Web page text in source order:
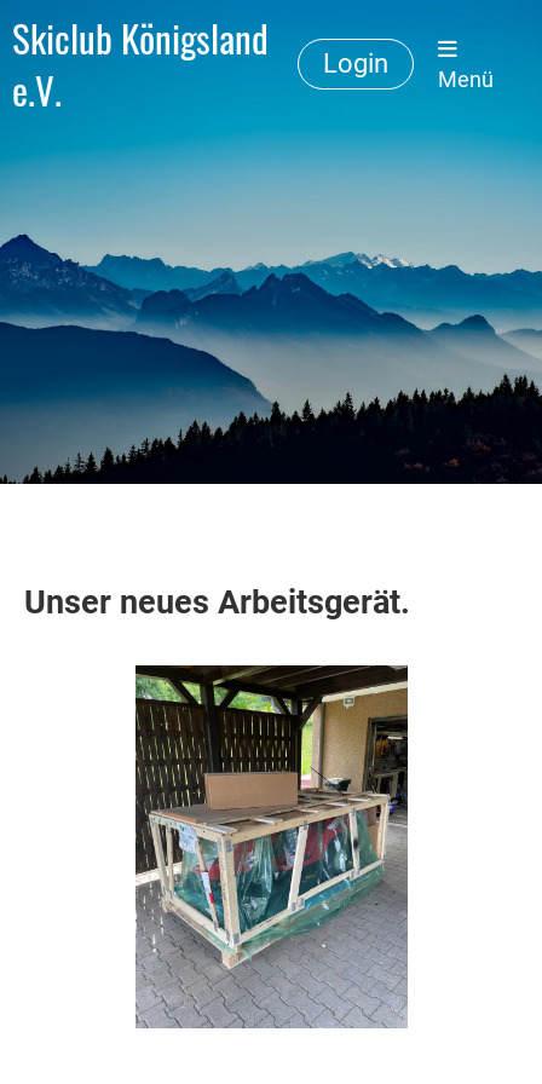
Skiclub Königsland
e.V.
Login
Menü
Unser neues Arbeitsgerät.